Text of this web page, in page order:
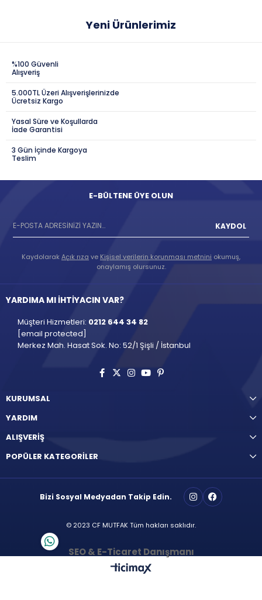
Yeni Ürünlerimiz
%100 Güvenli
Alışveriş
5.000TL Üzeri Alışverişlerinizde
Ücretsiz Kargo
Yasal Süre ve Koşullarda
İade Garantisi
3 Gün İçinde Kargoya
Teslim
E-BÜLTENE ÜYE OLUN
KAYDOL
KaydolarakAçık rıza ve Kişisel verilerin korunması metnini okumuş,
onaylamış olursunuz.
YARDIMA MI İHTİYACIN VAR?
Müşteri Hizmetleri: 0212 644 34 82
[email protected]
Merkez Mah. Hasat Sok. No: 52/1 Şişli / İstanbul
KURUMSAL
YARDIM
ALIŞVERİŞ
POPÜLER KATEGORİLER
Bizi Sosyal Medyadan Takip Edin.
© 2023 CF MUTFAK Tüm hakları saklıdır.
SEO & E-Ticaret Danışmanı